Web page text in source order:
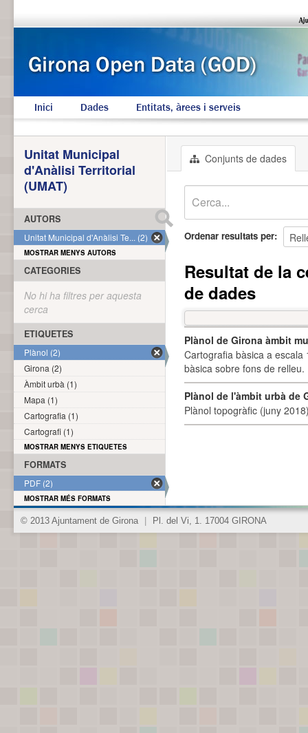
Inici Dades Entitats, àrees i serveis
Conjunts de dades
Ordenar resultats per
Resultat de la
de dades
Plànol de Girona àmbit
Cartografia bàsica a
bàsica sobre fons de
Plànol de l'àmbit urbà de
Plànol topogràfic (juny
Unitat Municipal
d'Anàlisi Territorial
(UMAT)
AUTORS
Unitat Municipal d'Anàlisi Te... (2)
MOSTRAR MENYS AUTORS
CATEGORIES
No hi ha filtres per aquesta
cerca
ETIQUETES
Plànol (2)
Girona (2)
Àmbit urbà (1)
Mapa (1)
Cartografia (1)
Cartografi (1)
MOSTRAR MENYS ETIQUETES
FORMATS
PDF (2)
MOSTRAR MÉS FORMATS
© 2013 Ajuntament de Girona Pl. del Vi, 1. 17004 GIRONA